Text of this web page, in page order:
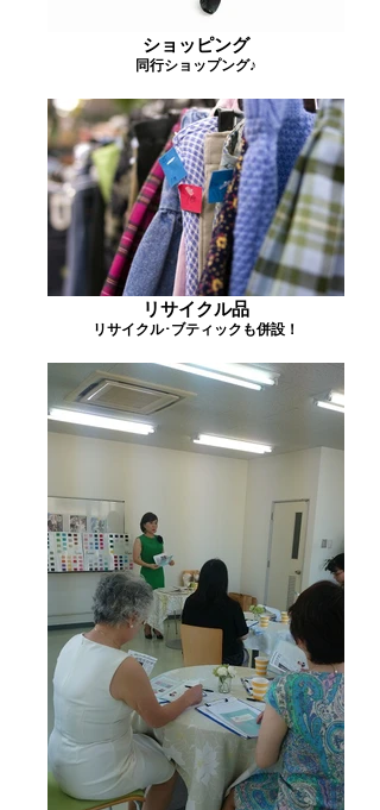
ショッピング
同行ショップング♪
リサイクル品
リサイクル･ブティックも併設！